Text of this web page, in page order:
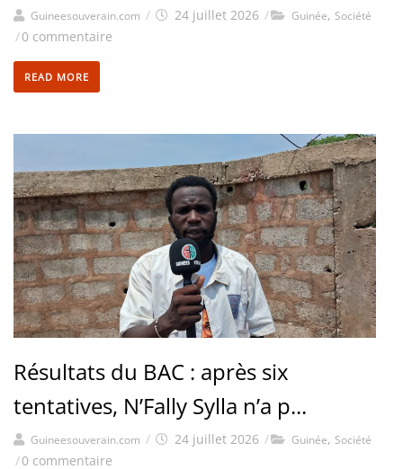
Guineesouverain.com / 24 juillet 2026 / Guinée, Société
/0 commentaire
READ MORE
Résultats du BAC : après six
tentatives, N’Fally Sylla n’a p...
Guineesouverain.com / 24 juillet 2026 / Guinée, Société
/0 commentaire